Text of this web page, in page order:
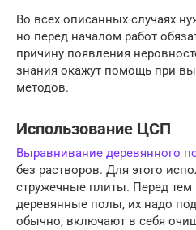
Во всех описанных случаях
но перед началом работ
причину появления
знания окажут помощь при
методов.
Использование ЦСП
Выравнивание деревянного
без растворов. Для этого
стружечные плиты. Перед тем
деревянные полы, их надо
обычно, включают в себя